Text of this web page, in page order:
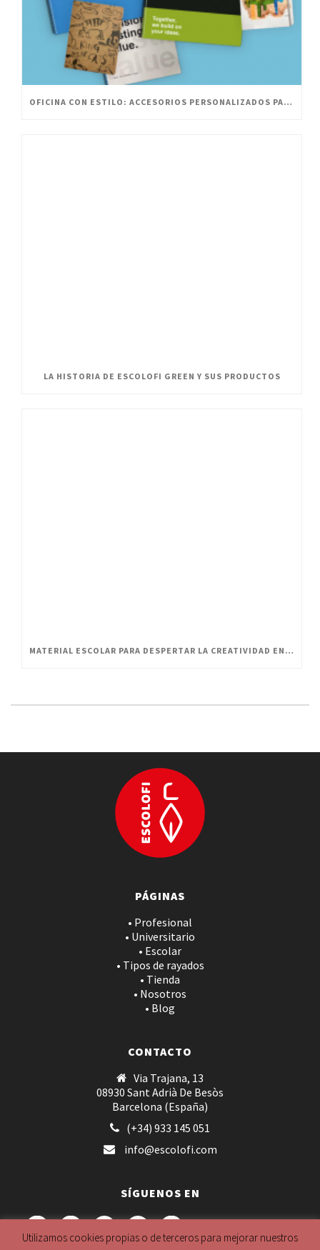
OFICINA CON ESTILO: ACCESORIOS PERSONALIZADOS PARA UN ESPACIO INNOVADOR
LA HISTORIA DE ESCOLOFI GREEN Y SUS PRODUCTOS
MATERIAL ESCOLAR PARA DESPERTAR LA CREATIVIDAD EN PEQUEÑOS ARTISTAS
PÁGINAS
• Profesional
• Universitario
• Escolar
• Tipos de rayados
• Tienda
• Nosotros
• Blog
CONTACTO
Via Trajana, 13
08930 Sant Adrià De Besòs
Barcelona (España)
(+34) 933 145 051
info@escolofi.com
SÍGUENOS EN
Utilizamos cookies propias o de terceros para mejorar nuestros